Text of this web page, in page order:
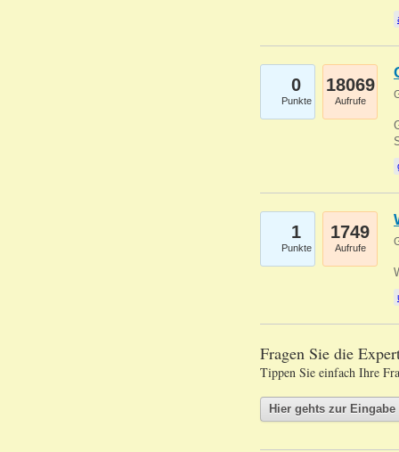
0
Punkte
18069
Aufrufe
1
Punkte
1749
Aufrufe
Fragen Sie die
Tippen Sie einfach Ihre